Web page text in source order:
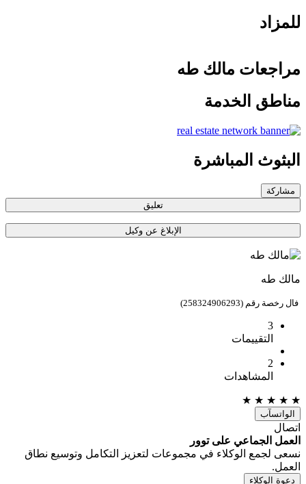
للمزاد
مراجعات مالك طه
مناطق الخدمة
البثوث المباشرة
مشاركة
تعليق
الإبلاغ عن وكيل
مالك طه
فال رخصة رقم (258324906293)
3
التقييمات
2
المشاهدات
★
★
★
★
★
الواتسآب
اتصال
العمل الجماعي على توور
نسعى لجمع الوكلاء في مجموعات لتعزيز التكامل وتوسيع نطاق
العمل.
دعوة الوكلاء